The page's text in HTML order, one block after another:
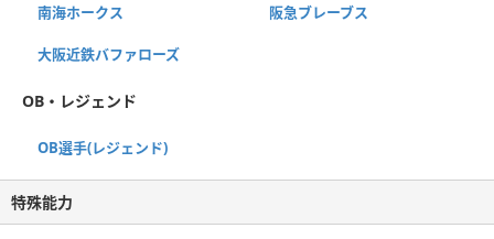
南海ホークス 阪急ブレーブス
大阪近鉄バファローズ
OB・レジェンド
OB選手(レジェンド)
特殊能力